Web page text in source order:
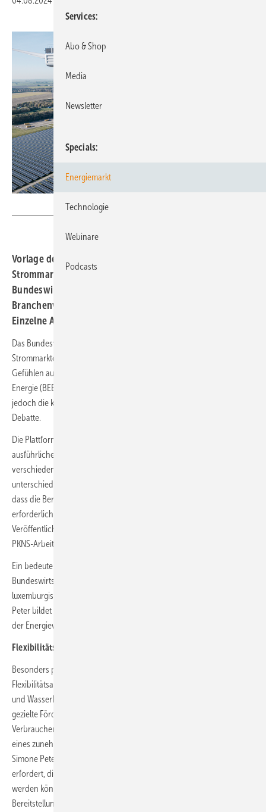
Vorlage des Optionenpapiers zum künftigen
Strommarktdesign durch das
Bundeswirtschaftsministerium wird von
Branchenvertretern und Verbänden positiv bewertet.
Einzelne Aspekte müssten aber überarbeitet werden.
Das Bundeswirtschaftsministerium hat seine Optionen für das künftige
Strommarktdesign vorgelegt, was von der Branche mit gemischten
Gefühlen aufgenommen wurde. Der Bundesverband Erneuerbare
Energie (BEE) begrüßt zwar die Veröffentlichung des Berichts, kritisiert
jedoch die knappe Konsultationsfrist und fordert eine umfassende
Debatte.
Die Plattform Klimaneutrales Stromsystem (PKNS) hat in einer
ausführlichen Analyse zwischen Februar und Dezember 2023
verschiedene Aspekte des Strommarktes untersucht und dabei
unterschiedliche Lösungsansätze präsentiert. Der BEE bemängelt,
dass die Beratungen aufgrund des engen Zeitrahmens nicht die
erforderliche Tiefe erreicht haben. Trotzdem wird die
Veröffentlichung des Berichts sieben Monate nach Abschluss der
PKNS-Arbeiten als wichtiger Schritt gesehen.
Ein bedeutender Punkt des Berichts ist das klare Bekenntnis des
Bundeswirtschaftsministeriums (BMWK) zur einheitlichen deutsch-
luxemburgischen Stromgebotszone. Laut BEE-Präsidentin Simone
Peter bildet dies eine solide Grundlage, um die Herausforderungen
der Energiewirtschaftstransformation nachhaltig anzugehen.
Flexibilitätsoptionen positiv bewertet
Besonders positiv bewertet der BEE die angekündigte
Flexibilitätsagenda. Bisher waren Flexibilitätsoptionen wie Bioenergie
und Wasserkraft nur unzureichend integriert oder sogar blockiert. Die
gezielte Förderung von Erzeuger-, Speicher- und
Verbraucherflexibilitäten sei jetzt essenziell, um den Anforderungen
eines zunehmend erneuerbaren Stromsystems gerecht zu werden.
Simone Peter betont, dass die Energiewende hohe Investitionen
erfordert, die nur durch verlässliche Rahmenbedingungen gesichert
werden können. Jede Reform müsse darauf abzielen, die
Bereitstellung von Finanzmitteln auch weiterhin über den freien Markt
Services
Abo & Shop
Media
Newsletter
Specials
Energiemarkt
Technologie
Webinare
Podcasts